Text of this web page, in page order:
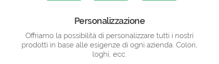
Personalizzazione
Offriamo la possibilità di personalizzare tutti i nostri
prodotti in base alle esigenze di ogni azienda. Colori,
loghi, ecc.